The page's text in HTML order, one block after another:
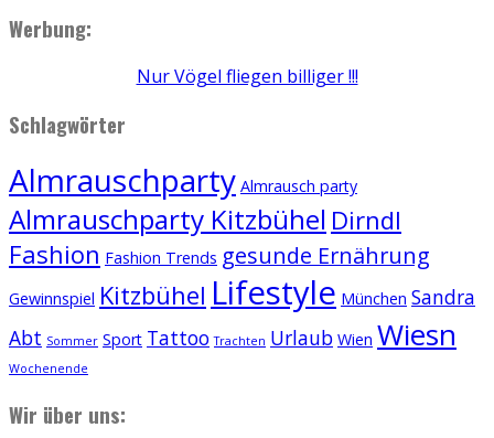
Werbung:
Nur Vögel fliegen billiger !!!
Schlagwörter
Almrauschparty Almrausch party
Almrauschparty Kitzbühel Dirndl
Fashion Fashion Trends gesunde Ernährung
Gewinnspiel Kitzbühel Lifestyle München Sandra
Abt Sommer Sport Tattoo Trachten Urlaub Wien Wiesn
Wochenende
Wir über uns: